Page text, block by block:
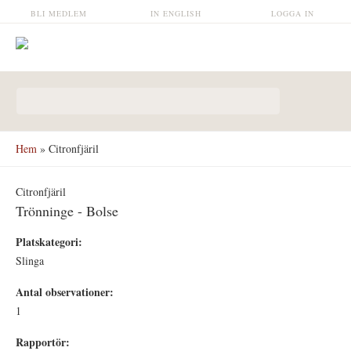
Hoppa till huvudinnehåll LOGGA IN
IN ENGLISH
BLI MEDLEM
Hem » Citronfjäril
Citronfjäril
Trönninge - Bolse
Platskategori:
Slinga
Antal observationer:
1
Rapportör: